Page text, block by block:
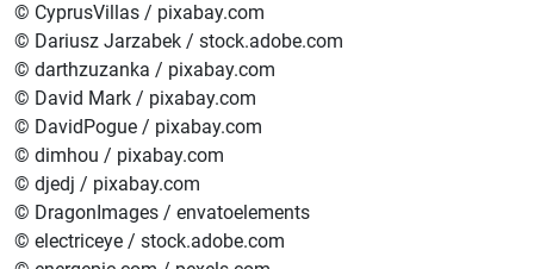
© CyprusVillas / pixabay.com
© Dariusz Jarzabek / stock.adobe.com
© darthzuzanka / pixabay.com
© David Mark / pixabay.com
© DavidPogue / pixabay.com
© dimhou / pixabay.com
© djedj / pixabay.com
© DragonImages / envatoelements
© electriceye / stock.adobe.com